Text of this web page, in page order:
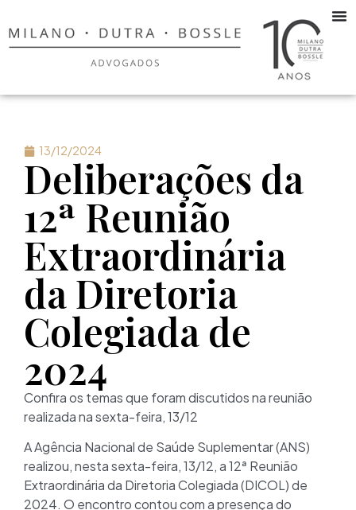
13/12/2024
Deliberações da
12ª Reunião
Extraordinária
da Diretoria
Colegiada de
2024
Confira os temas que foram discutidos na reunião
realizada na sexta-feira, 13/12
A Agência Nacional de Saúde Suplementar (ANS)
realizou, nesta sexta-feira, 13/12, a 12ª Reunião
Extraordinária da Diretoria Colegiada (DICOL) de
2024. O encontro contou com a presença do